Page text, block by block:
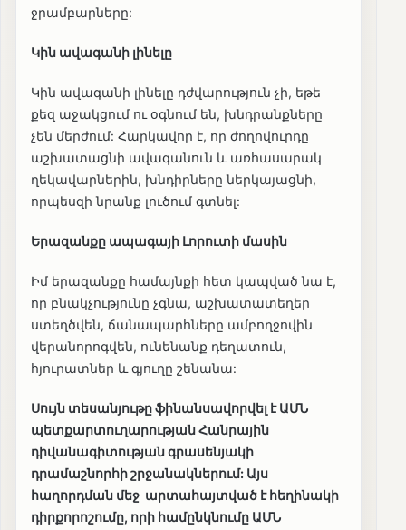
ջրամբարները:
Կին ավագանի լինելը
Կին ավագանի լինելը դժվարություն չի, եթե
քեզ աջակցում ու օգնում են, խնդրանքները
չեն մերժում: Հարկավոր է, որ ժողովուրդը
աշխատացնի ավագանուն և առհասարակ
ղեկավարներին, խնդիրները ներկայացնի,
որպեսզի նրանք լուծում գտնել:
Երազանքը ապագայի Լորուտի մասին
Իմ երազանքը համայնքի հետ կապված նա է,
որ բնակչությունը չգնա, աշխատատեղեր
ստեղծվեն, ճանապարհները ամբողջովին
վերանորոգվեն, ունենանք դեղատուն,
հյուրատներ և գյուղը շենանա:
Սույն տեսանյութը ֆինանսավորվել է ԱՄՆ
պետքարտուղարության Հանրային
դիվանագիտության գրասենյակի
դրամաշնորհի շրջանակներում: Այս
հաղորդման մեջ արտահայտված է հեղինակի
դիրքորոշումը, որի համընկնումը ԱՄՆ